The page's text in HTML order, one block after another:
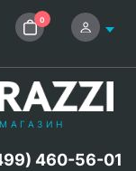
0
460-56-01